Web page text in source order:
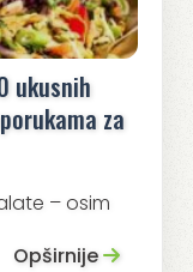
ukusnih
za
– osim
Opširnije